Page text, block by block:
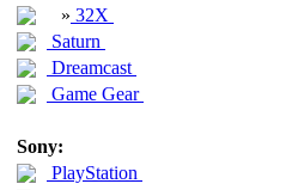
» 32X
Saturn
Dreamcast
Game Gear
Sony:
PlayStation